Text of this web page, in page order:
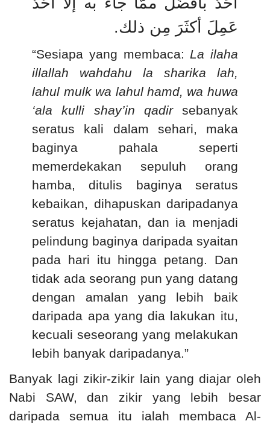
عَمِلَ أكثَرَ مِن ذلك.
“Sesiapa yang membaca:La ilaha
illallah wahdahu la sharika lah,
lahul mulk wa lahul hamd, wa huwa
‘ala kulli shay’in qadirsebanyak
seratus kali dalam sehari, maka
baginya pahala seperti
memerdekakan sepuluh orang
hamba, ditulis baginya seratus
kebaikan, dihapuskan daripadanya
seratus kejahatan, dan ia menjadi
pelindung baginya daripada syaitan
pada hari itu hingga petang. Dan
tidak ada seorang pun yang datang
dengan amalan yang lebih baik
daripada apa yang dia lakukan itu,
kecuali seseorang yang melakukan
lebih banyak daripadanya.”
Banyak lagi zikir-zikir lain yang diajar oleh
Nabi SAW, dan zikir yang lebih besar
daripada semua itu ialah membaca Al-